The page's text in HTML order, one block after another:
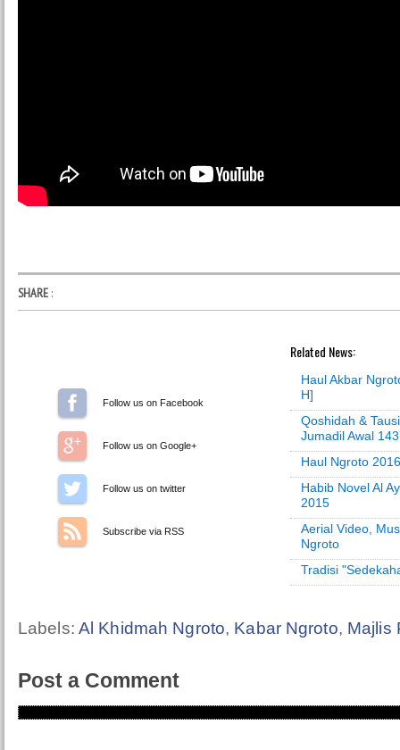
SHARE :
Follow us on Facebook
Follow us on Google+
Follow us on Twitter
Subscribe via RSS
Related News:
Haul Akbar
H]
Qoshidah &
Jumadil Awal
Haul Ngroto
Habib Novel Al
2015
Aerial Video,
Ngroto
Tradisi
Labels: Al Khidmah Ngroto, Kabar Ngroto, Majlis
Post a Comment